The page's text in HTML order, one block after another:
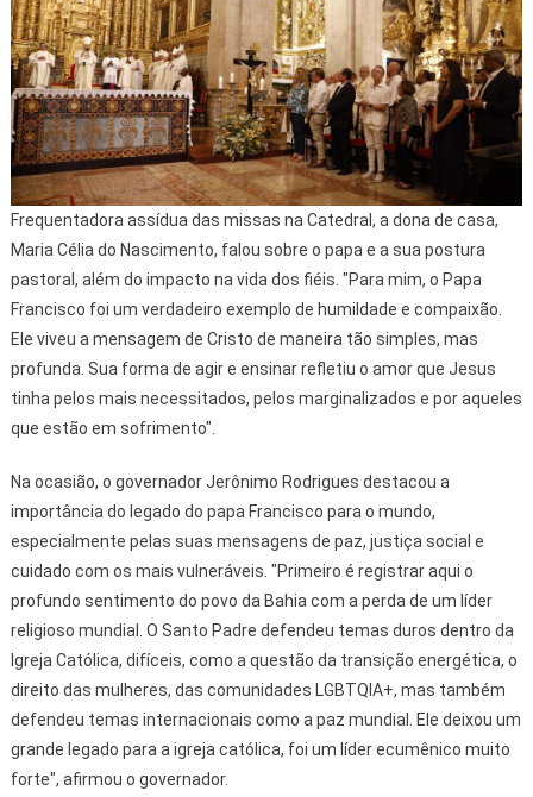
Frequentadora assídua das missas na Catedral, a dona de casa,
Maria Célia do Nascimento, falou sobre o papa e a sua postura
pastoral, além do impacto na vida dos fiéis. "Para mim, o Papa
Francisco foi um verdadeiro exemplo de humildade e compaixão.
Ele viveu a mensagem de Cristo de maneira tão simples, mas
profunda. Sua forma de agir e ensinar refletiu o amor que Jesus
tinha pelos mais necessitados, pelos marginalizados e por aqueles
que estão em sofrimento".
Na ocasião, o governador Jerônimo Rodrigues destacou a
importância do legado do papa Francisco para o mundo,
especialmente pelas suas mensagens de paz, justiça social e
cuidado com os mais vulneráveis. "Primeiro é registrar aqui o
profundo sentimento do povo da Bahia com a perda de um líder
religioso mundial. O Santo Padre defendeu temas duros dentro da
Igreja Católica, difíceis, como a questão da transição energética, o
direito das mulheres, das comunidades LGBTQIA+, mas também
defendeu temas internacionais como a paz mundial. Ele deixou um
grande legado para a igreja católica, foi um líder ecumênico muito
forte", afirmou o governador.